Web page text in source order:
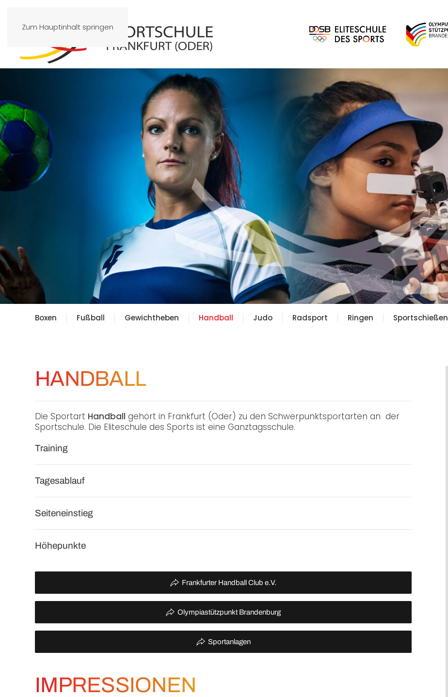
Zum Hauptinhalt springen
Boxen Fußball Gewichtheben Handball Judo Radsport Ringen Sportschießen
HANDBALL
Die Sportart Handball gehört in Frankfurt (Oder) zu den Schwerpunktsportarten an der
Sportschule. Die Eliteschule des Sports ist eine Ganztagsschule.
Training
Tagesablauf
Seiteneinstieg
Höhepunkte
Frankfurter Handball Club e.V.
Olympiastützpunkt Brandenburg
Sportanlagen
IMPRESSIONEN